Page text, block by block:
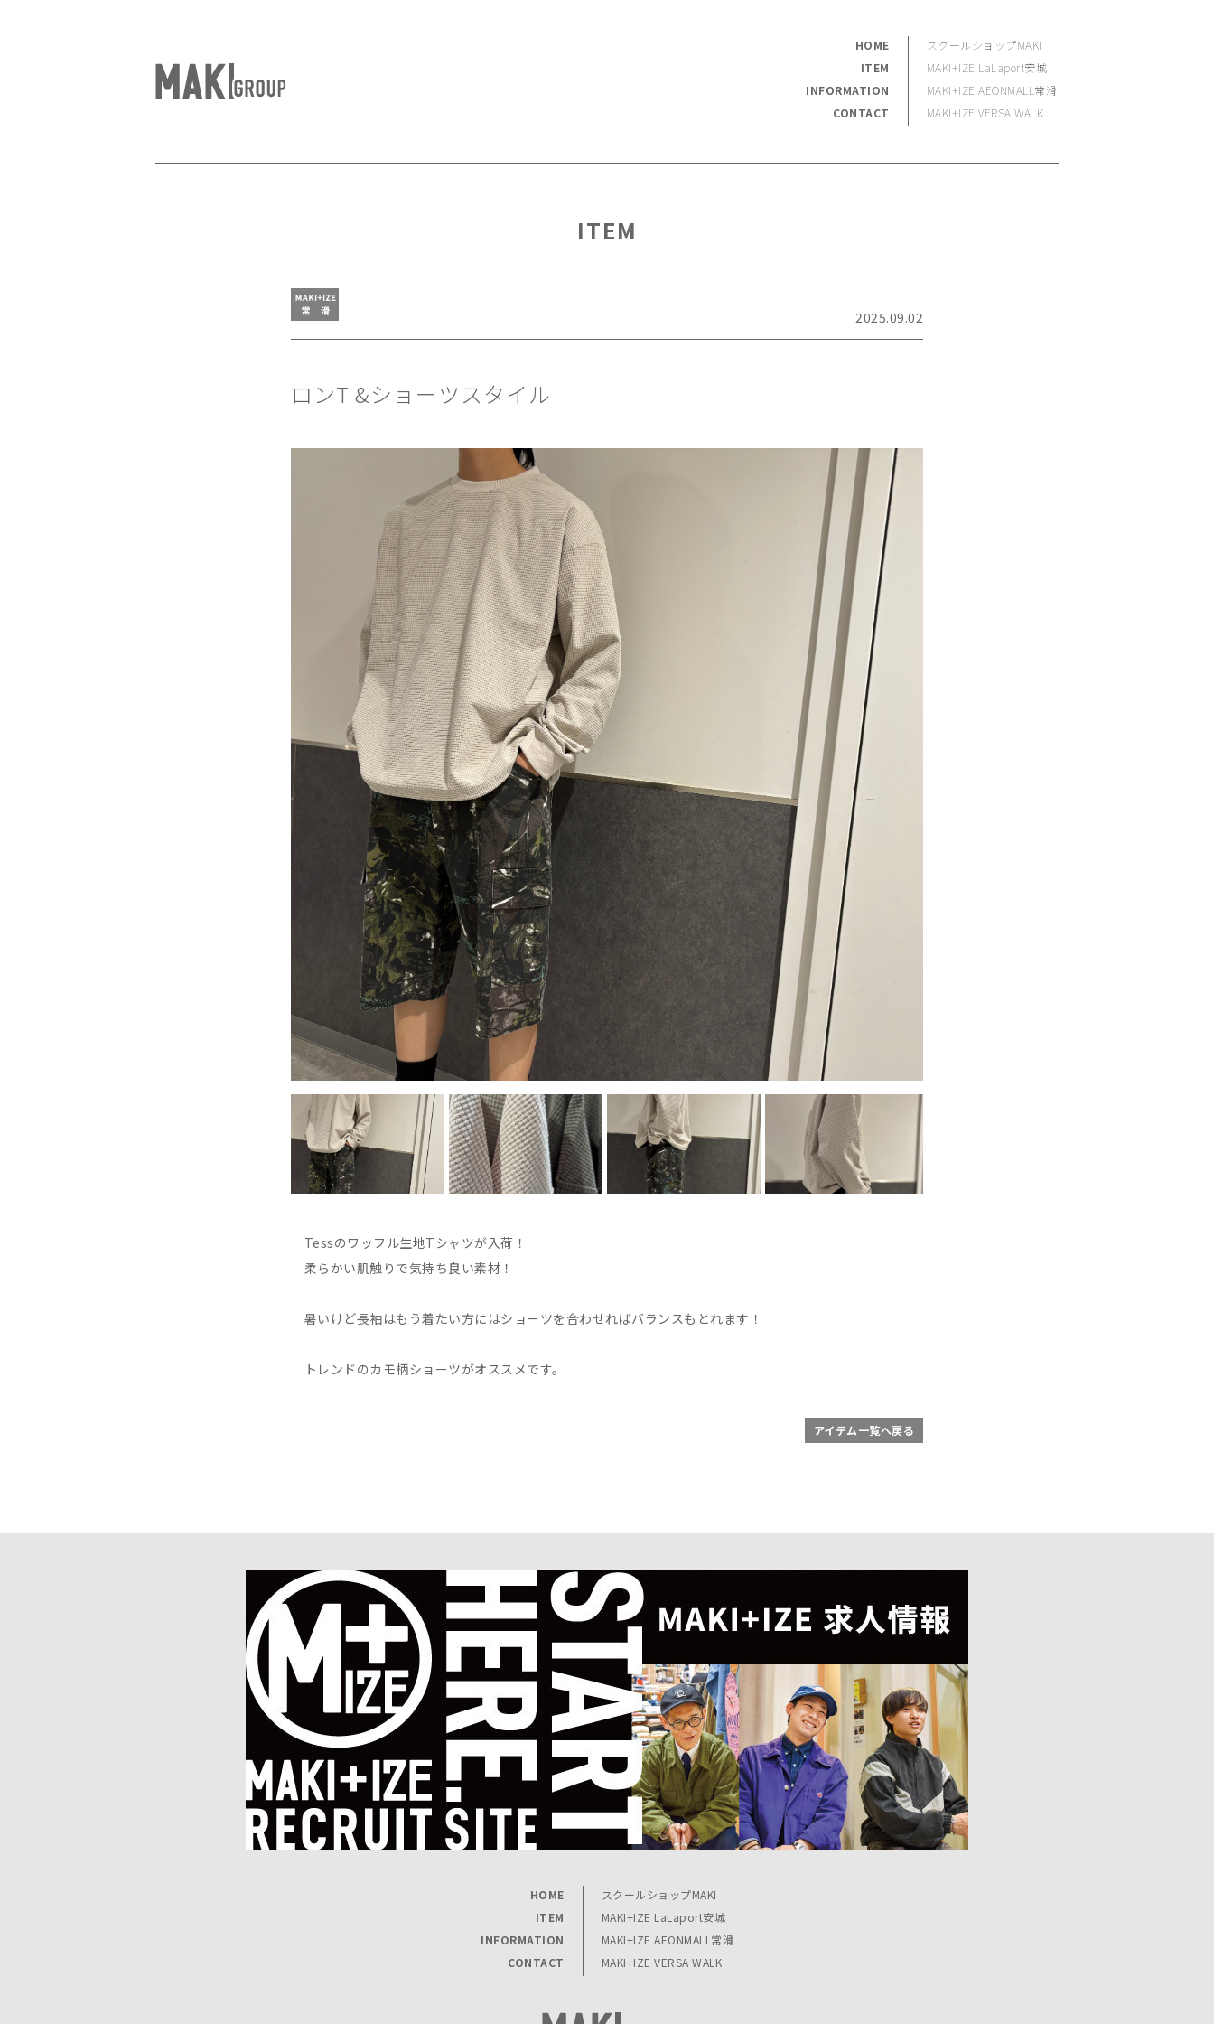
HOME
ITEM
INFORMATION
CONTACT
スクールショップMAKI
MAKI+IZE LaLaport安城
MAKI+IZE AEONMALL常滑
MAKI+IZE VERSA WALK
ITEM
2025.09.02
ロンT &ショーツスタイル
Tessのワッフル生地Tシャツが入荷！
柔らかい肌触りで気持ち良い素材！
暑いけど長袖はもう着たい方にはショーツを合わせればバランスもとれます！
トレンドのカモ柄ショーツがオススメです。
アイテム一覧へ戻る
HOME
ITEM
INFORMATION
CONTACT
スクールショップMAKI
MAKI+IZE LaLaport安城
MAKI+IZE AEONMALL常滑
MAKI+IZE VERSA WALK